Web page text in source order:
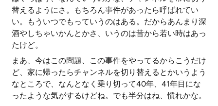
替えるようにさ。もちろん事件があったら呼ばれてい
い。もういつでもっていうのはある。だからあんまり深
酒やしちゃいかんとかさ、いうのは昔から若い時はあっ
たけど。
まあ、今はこの問題、この事件をやってるからこうだけ
ど、家に帰ったらチャンネルを切り替えるとかいうよう
なところで、なんとなく乗り切って40年、41年目にな
ったような気がするけどね。でも半分はね、慣れかな。